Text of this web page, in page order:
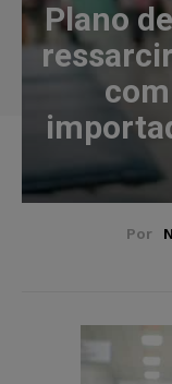
Plano
Por